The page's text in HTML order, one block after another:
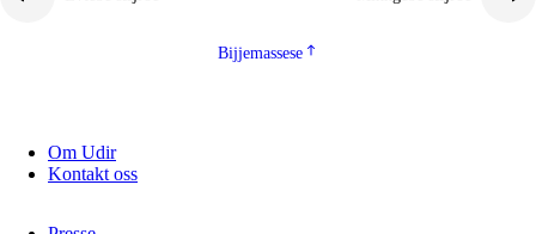
Bijjemassese
Om Udir
Kontakt oss